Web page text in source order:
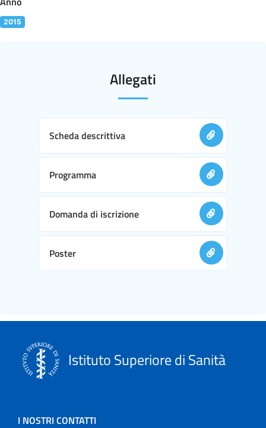
2015
Allegati
Scheda descrittiva
Programma
Domanda di iscrizione
Poster
Istituto Superiore di Sanità
I NOSTRI CONTATTI